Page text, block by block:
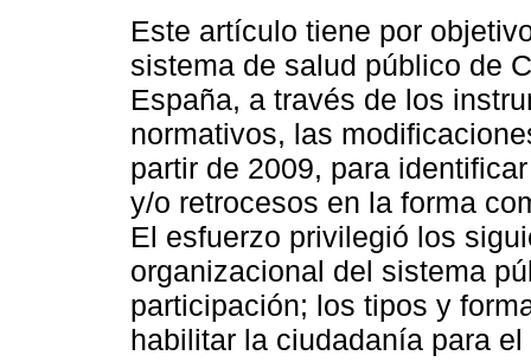
Este artículo tiene por
sistema de salud público de
España, a través de los
normativos, las
partir de 2009, para
y/o retrocesos en la forma
El esfuerzo privilegió los
organizacional del sistema
participación; los tipos y
habilitar la ciudadanía para